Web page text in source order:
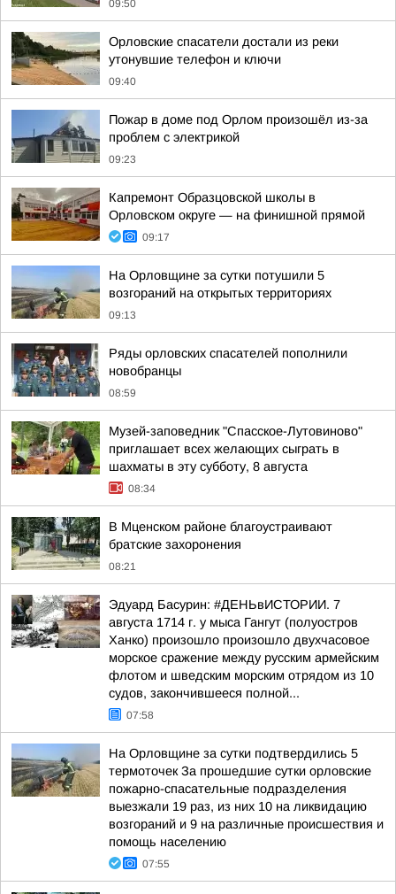
09:50
Орловские спасатели достали из реки
утонувшие телефон и ключи
09:40
Пожар в доме под Орлом произошёл из-за
проблем с электрикой
09:23
Капремонт Образцовской школы в
Орловском округе — на финишной прямой
09:17
На Орловщине за сутки потушили 5
возгораний на открытых территориях
09:13
Ряды орловских спасателей пополнили
новобранцы
08:59
Музей-заповедник "Спасское-Лутовиново"
приглашает всех желающих сыграть в
шахматы в эту субботу, 8 августа
08:34
В Мценском районе благоустраивают
братские захоронения
08:21
Эдуард Басурин: #ДЕНЬвИСТОРИИ. 7
августа 1714 г. у мыса Гангут (полуостров
Ханко) произошло произошло двухчасовое
морское сражение между русским армейским
флотом и шведским морским отрядом из 10
судов, закончившееся полной...
07:58
На Орловщине за сутки подтвердились 5
термоточек За прошедшие сутки орловские
пожарно-спасательные подразделения
выезжали 19 раз, из них 10 на ликвидацию
возгораний и 9 на различные происшествия и
помощь населению
07:55